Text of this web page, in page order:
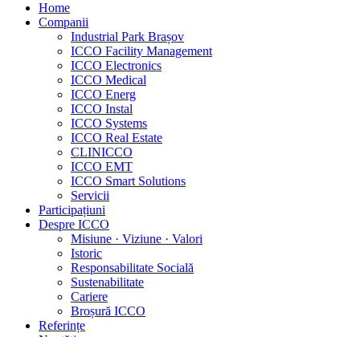
Home
Companii
Industrial Park Brașov
ICCO Facility Management
ICCO Electronics
ICCO Medical
ICCO Energ
ICCO Instal
ICCO Systems
ICCO Real Estate
CLINICCO
ICCO EMT
ICCO Smart Solutions
Servicii
Participațiuni
Despre ICCO
Misiune · Viziune · Valori
Istoric
Responsabilitate Socială
Sustenabilitate
Cariere
Broșură ICCO
Referințe